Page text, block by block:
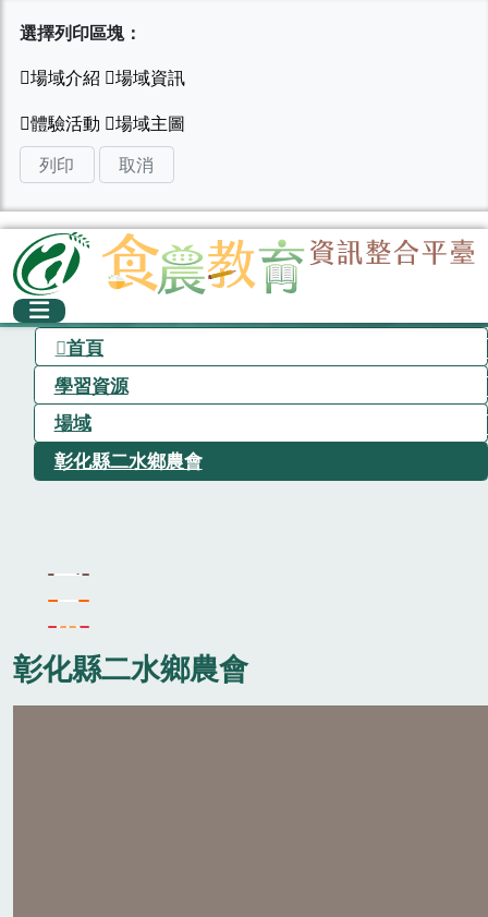
選擇列印區塊：
列印 取消
首頁
學習資源
場域
彰化縣二水鄉農會
彰化縣二水鄉農會